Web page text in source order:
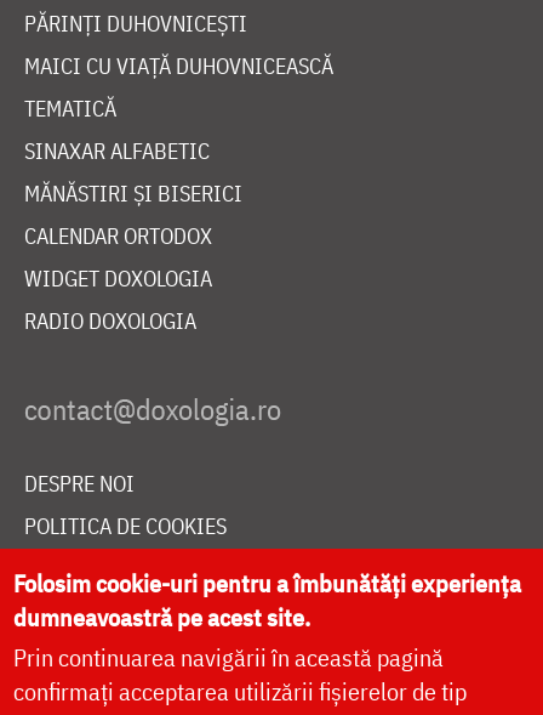
PĂRINȚI DUHOVNICEȘTI
MAICI CU VIAȚĂ DUHOVNICEASCĂ
TEMATICĂ
SINAXAR ALFABETIC
MĂNĂSTIRI ȘI BISERICI
CALENDAR ORTODOX
WIDGET DOXOLOGIA
RADIO DOXOLOGIA
DESPRE NOI
POLITICA DE COOKIES
DONEAZĂ ONLINE PENTRU CATEDRALA NAȚIONALĂ
LIVE
Folosim cookie-uri pentru a îmbunătăți experiența
dumneavoastră pe acest site.
Prin continuarea navigării în această pagină
confirmați acceptarea utilizării fișierelor de tip